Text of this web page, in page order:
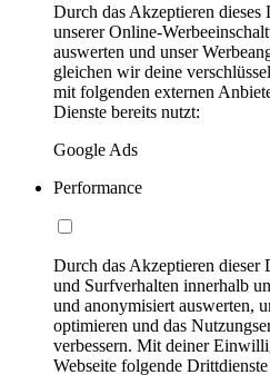
Durch das Akzeptieren
unserer Online-
auswerten und unser
gleichen wir deine
mit folgenden externen
Dienste bereits nutzt:
Google Ads
Performance
Durch das Akzeptieren
und Surfverhalten innerhalb
und anonymisiert auswerten,
optimieren und das
verbessern. Mit deiner
Webseite folgende